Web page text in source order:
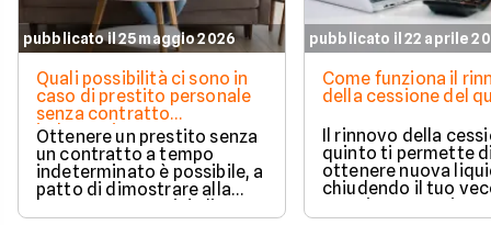
pubblicato il 25 maggio 2026
Quali possibilità ci sono in
caso di prestito personale
senza contratto
indeterminato
Ottenere un prestito senza
un contratto a tempo
indeterminato è possibile, a
patto di dimostrare alla
pubblicato il 22 aprile
Come funziona il
della cessione del
Il rinnovo della
quinto ti permette
ottenere nuova
chiudendo il tuo